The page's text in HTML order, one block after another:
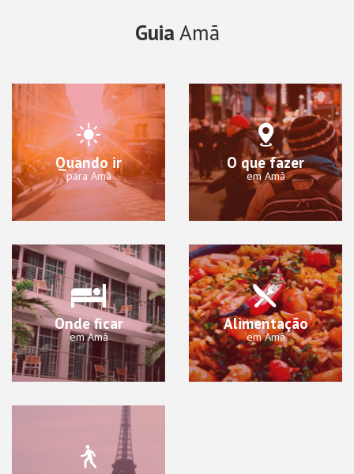
Guia Amã
Quando ir
para Amã
O que fazer
em Amã
Onde ficar
em Amã
Alimentação
em Amã